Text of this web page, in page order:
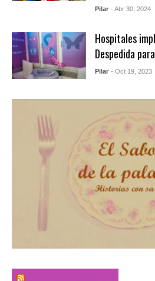
Pilar - Abr 30, 2024
Hospitales
Despedida
Pilar - Oct 19, 2023